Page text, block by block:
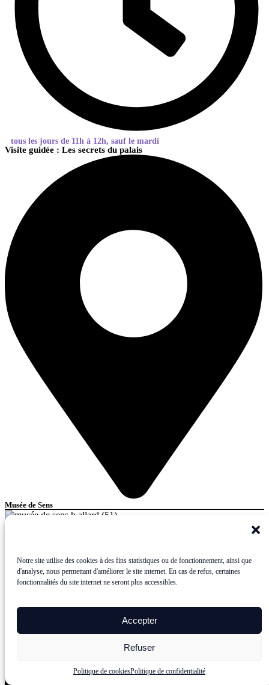
Notre site utilise des cookies à des fins statistiques ou de fonctionnement, ainsi que
d'analyse, nous permettant d'améliorer le site internet. En cas de refus, certaines
fonctionnalités du site internet ne seront plus accessibles.
Accepter
Refuser
Politique de cookiesPolitique de confidentialité
tous les jours de 11h à 12h, sauf le mardi
Visite guidée : Les secrets du palais
Musée de Sens